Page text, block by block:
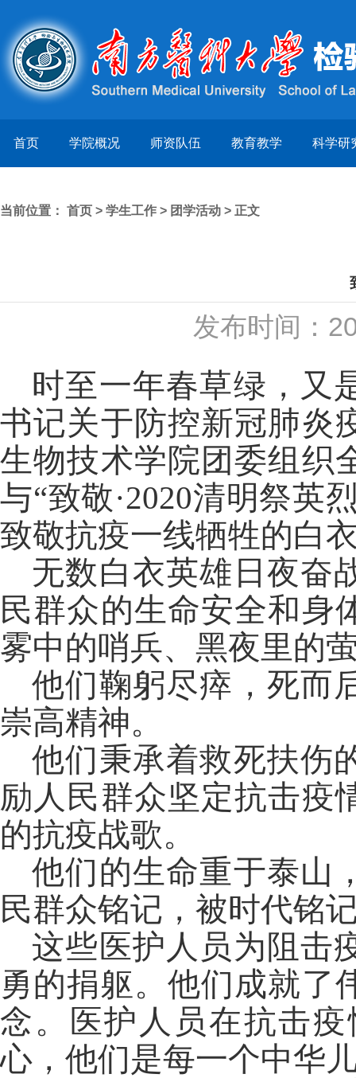
首页 学院概况 师资队伍 教育教学 科学研
当前位置： 首页 > 学生工作 > 团学活动 > 正文
发布时间：
时至一年春草绿，又
书记关于防控新冠肺炎
生物技术学院团委组织
与“致敬·2020清明祭英
致敬抗疫一线牺牲的白
无数白衣英雄日夜奋
民群众的生命安全和身
雾中的哨兵、黑夜里的
他们鞠躬尽瘁，死而
崇高精神。
他们秉承着救死扶伤
励人民群众坚定抗击疫
的抗疫战歌。
他们的生命重于泰山
民群众铭记，被时代铭
这些医护人员为阻击
勇的捐躯。他们成就了
念。医护人员在抗击
心，他们是每一个中华